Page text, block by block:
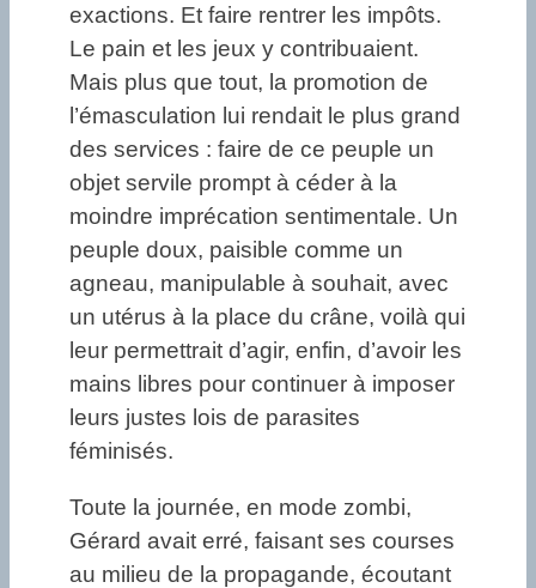
exactions. Et faire rentrer les impôts.
Le pain et les jeux y contribuaient.
Mais plus que tout, la promotion de
l’émasculation lui rendait le plus grand
des services : faire de ce peuple un
objet servile prompt à céder à la
moindre imprécation sentimentale. Un
peuple doux, paisible comme un
agneau, manipulable à souhait, avec
un utérus à la place du crâne, voilà qui
leur permettrait d’agir, enfin, d’avoir les
mains libres pour continuer à imposer
leurs justes lois de parasites
féminisés.
Toute la journée, en mode zombi,
Gérard avait erré, faisant ses courses
au milieu de la propagande, écoutant